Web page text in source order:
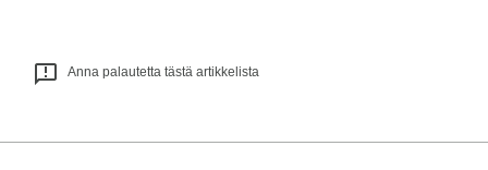
Anna palautetta tästä artikkelista